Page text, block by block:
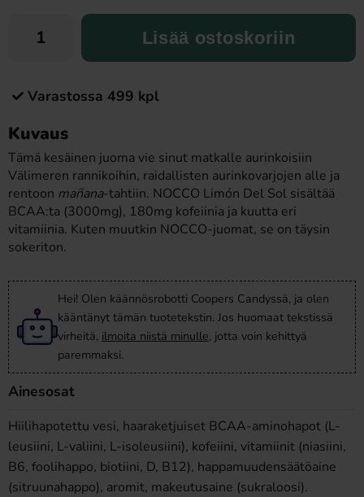
Lisää ostoskoriin
Varastossa 499 kpl
Kuvaus
Tämä kesäinen juoma vie sinut matkalle aurinkoisiin
Välimeren rannikoihin, raidallisten aurinkovarjojen alle ja
rentoon mañana-tahtiin. NOCCO Limón Del Sol sisältää
BCAA:ta (3000mg), 180mg kofeiinia ja kuutta eri
vitamiinia. Kuten muutkin NOCCO-juomat, se on täysin
sokeriton.
Hei! Olen käännösrobotti Coopers Candyssä, ja olen
kääntänyt tämän tuotetekstin. Jos huomaat tekstissä
virheitä, ilmoita niistä minulle, jotta voin kehittyä
paremmaksi.
Ainesosat
Hiilihapotettu vesi, haaraketjuiset BCAA-aminohapot (L-
leusiini, L-valiini, L-isoleusiini), kofeiini, vitamiinit (niasiini,
B6, foolihappo, biotiini, D, B12), happamuudensäätöaine
(sitruunahappo), aromit, makeutusaine (sukraloosi).